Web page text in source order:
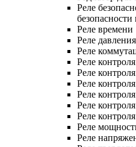
Реле
безопасности
Реле времени
Реле
Реле
Реле
Реле
Реле
Реле
Реле
Реле
Реле
Реле